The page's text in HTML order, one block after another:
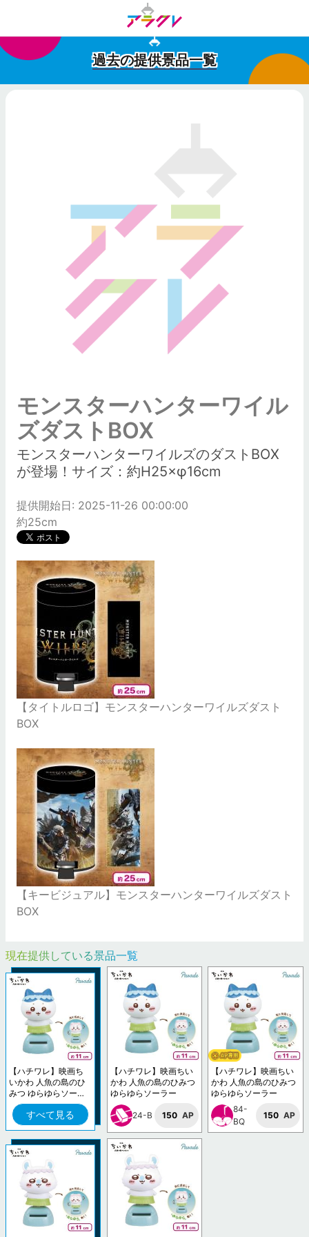
過去の提供景品一覧
モンスターハンターワイル
ズダストBOX
モンスターハンターワイルズのダストBOX
が登場！サイズ：約H25×φ16cm
提供開始日: 2025-11-26 00:00:00
約25cm
【タイトルロゴ】モンスターハンターワイルズダスト
BOX
【キービジュアル】モンスターハンターワイルズダスト
BOX
現在提供している景品一覧
【ハチワレ】映画ち
いかわ 人魚の島のひ
みつ ゆらゆらソーラ
ー
すべて見る
【ハチワレ】映画ちい
かわ 人魚の島のひみつ
ゆらゆらソーラー
24-B 150 AP
【ハチワレ】映画ちい
かわ 人魚の島のひみつ
ゆらゆらソーラー
84-
BQ
150 AP